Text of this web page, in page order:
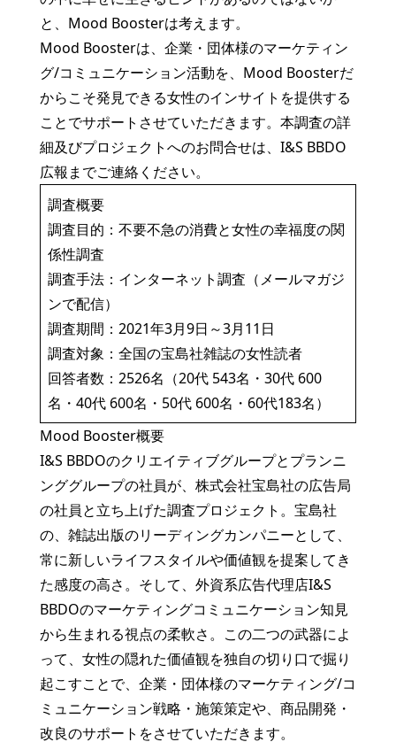
と、Mood Boosterは考えます。
Mood Boosterは、企業・団体様のマーケティン
グ/コミュニケーション活動を、Mood Boosterだ
からこそ発見できる女性のインサイトを提供する
ことでサポートさせていただきます。本調査の詳
細及びプロジェクトへのお問合せは、I&S BBDO
広報までご連絡ください。
調査概要
調査目的：不要不急の消費と女性の幸福度の関
係性調査
調査手法：インターネット調査（メールマガジ
ンで配信）
調査期間：2021年3月9日～3月11日
調査対象：全国の宝島社雑誌の女性読者
回答者数：2526名（20代 543名・30代 600
名・40代 600名・50代 600名・60代183名）
Mood Booster概要
I&S BBDOのクリエイティブグループとプランニ
ンググループの社員が、株式会社宝島社の広告局
の社員と立ち上げた調査プロジェクト。宝島社
の、雑誌出版のリーディングカンパニーとして、
常に新しいライフスタイルや価値観を提案してき
た感度の高さ。そして、外資系広告代理店I&S
BBDOのマーケティングコミュニケーション知見
から生まれる視点の柔軟さ。この二つの武器によ
って、女性の隠れた価値観を独自の切り口で掘り
起こすことで、企業・団体様のマーケティング/コ
ミュニケーション戦略・施策策定や、商品開発・
改良のサポートをさせていただきます。